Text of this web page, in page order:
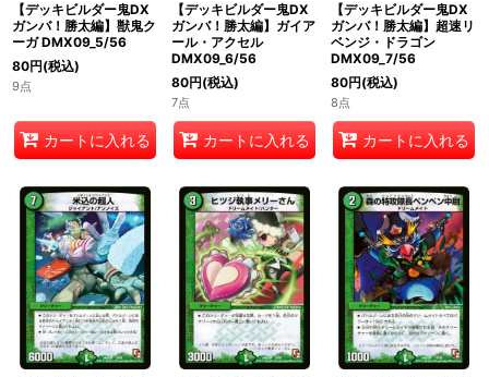
【デッキビルダー鬼DX
ガンバ！勝太編】獣鬼ク
ーガ DMX09_5/56
80円(税込)
9点
カートに入れる
【デッキビルダー鬼DX
ガンバ！勝太編】ガイア
ール・アクセル
DMX09_6/56
80円(税込)
7点
カートに入れる
【デッキビルダー鬼DX
ガンバ！勝太編】超速リ
ベンジ・ドラゴン
DMX09_7/56
80円(税込)
8点
カートに入れる